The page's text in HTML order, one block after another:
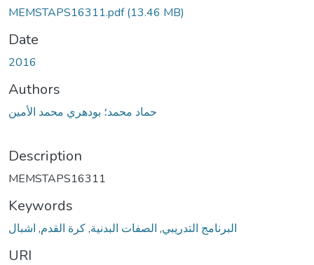
MEMSTAPS16311.pdf(13.46 MB)
Date
2016
Authors
حماد محمد؛ بودهري محمد الأمين
Description
MEMSTAPS16311
Keywords
البرنامج التدريبي, الصفات البدنية,كرة القدم, اشبال
URI